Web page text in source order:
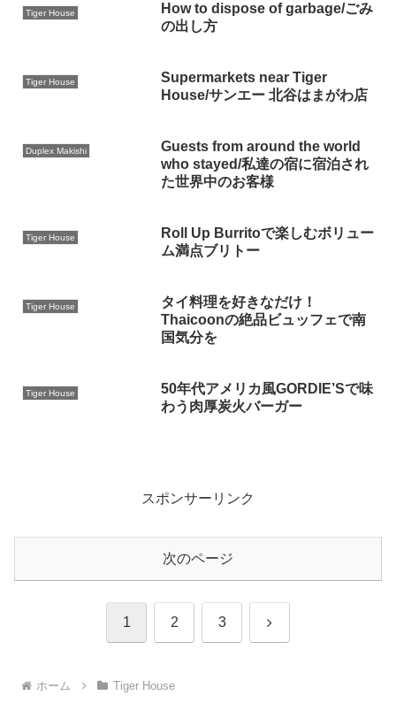
Tiger House
How to dispose of garbage/ごみ
の出し方
Tiger House
Supermarkets near Tiger
House/サンエー 北谷はまがわ店
Duplex Makishi
Guests from around the world
who stayed/私達の宿に宿泊され
た世界中のお客様
Tiger House
Roll Up Burritoで楽しむボリュー
ム満点ブリトー
Tiger House
タイ料理を好きなだけ！
Thaicoonの絶品ビュッフェで南
国気分を
Tiger House
50年代アメリカ風GORDIE’Sで味
わう肉厚炭火バーガー
スポンサーリンク
次のページ
1 2 3 次
ホーム Tiger House